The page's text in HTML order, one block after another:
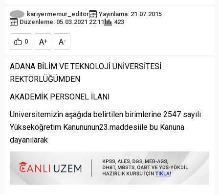
kariyermemur_editör
Yayınlama: 21.07.2015
Düzenleme: 05.03.2021 22:11
423
0 A+ A-
ADANA BİLİM VE TEKNOLOJİ ÜNİVERSİTESİ
REKTÖRLÜĞÜMDEN
AKADEMİK PERSONEL İLANI
Üniversitemizin aşağıda belirtilen birimlerine 2547 sayılı
Yükseköğretim Kanununun23.maddesiile bu Kanuna
dayanılarak